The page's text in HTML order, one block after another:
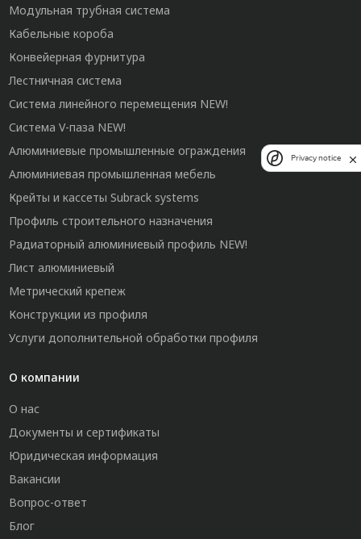
Модульная трубная система
Кабельные короба
Конвейерная фурнитура
Лестничная система
Система линейного перемещения NEW!
Система V-паза NEW!
Алюминиевые промышленные ограждения
Алюминиевая промышленная мебель
Крейты и кассеты Subrack systems
Профиль строительного назначения
Радиаторный алюминиевый профиль NEW!
Лист алюминиевый
Метрический крепеж
Конструкции из профиля
Услуги дополнительной обработки профиля
О компании
О нас
Документы и сертификаты
Юридическая информация
Вакансии
Вопрос-ответ
Блог
Privacy notice